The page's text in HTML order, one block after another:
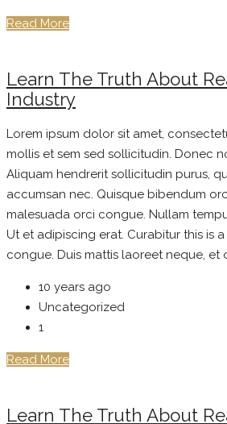
Read More
Learn The Truth About
Industry
Lorem ipsum dolor sit amet,
mollis et sem sed sollicitudin. Donec
Aliquam hendrerit sollicitudin purus,
accumsan nec. Quisque bibendum
malesuada orci congue. Nullam
Ut et adipiscing erat. Curabitur this is
congue. Duis mattis laoreet neque, et
10 years ago
Uncategorized
1
Read More
Learn The Truth About